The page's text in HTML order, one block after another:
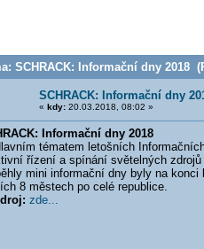
SCHRACK: Informační dny 2018
SCHRACK: Informační dny
« kdy:20.03.2018, 08:02 »
Informační dny 2018
tématem letošních
řízení a spínání světelných
mini informační dny byly na
8 městech po celé republice.
zde...